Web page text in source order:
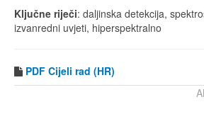
Ključne riječi: daljinska detekcija,
izvanredni uvjeti, hiperspektralno
PDF Cijeli rad (HR)